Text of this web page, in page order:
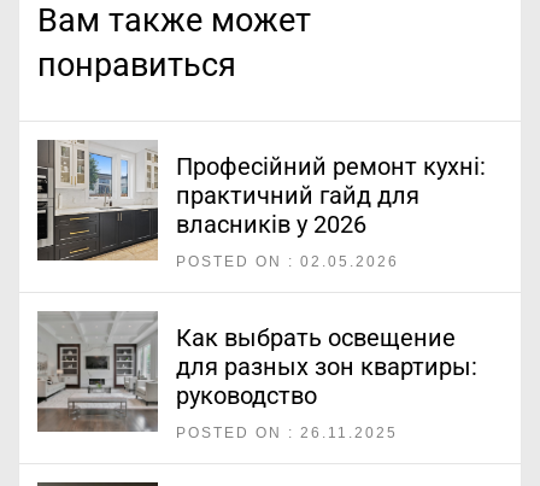
Вам также может
понравиться
Професійний ремонт кухні:
практичний гайд для
власників у 2026
POSTED ON : 02.05.2026
Как выбрать освещение
для разных зон квартиры:
руководство
POSTED ON : 26.11.2025